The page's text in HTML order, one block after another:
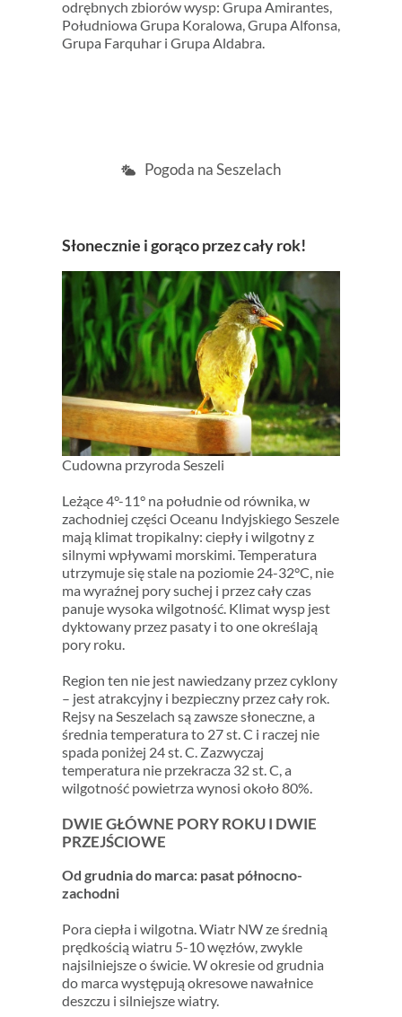
odrębnych zbiorów wysp: Grupa Amirantes,
Południowa Grupa Koralowa, Grupa Alfonsa,
Grupa Farquhar i Grupa Aldabra.
Pogoda na Seszelach
Słonecznie i gorąco przez cały rok!
Cudowna przyroda Seszeli
Leżące 4°-11° na południe od równika, w
zachodniej części Oceanu Indyjskiego Seszele
mają klimat tropikalny: ciepły i wilgotny z
silnymi wpływami morskimi. Temperatura
utrzymuje się stale na poziomie 24-32°C, nie
ma wyraźnej pory suchej i przez cały czas
panuje wysoka wilgotność. Klimat wysp jest
dyktowany przez pasaty i to one określają
pory roku.
Region ten nie jest nawiedzany przez cyklony
– jest atrakcyjny i bezpieczny przez cały rok.
Rejsy na Seszelach są zawsze słoneczne, a
średnia temperatura to 27 st. C i raczej nie
spada poniżej 24 st. C. Zazwyczaj
temperatura nie przekracza 32 st. C, a
wilgotność powietrza wynosi około 80%.
DWIE GŁÓWNE PORY ROKU I DWIE
PRZEJŚCIOWE
Od grudnia do marca: pasat północno-
zachodni
Pora ciepła i wilgotna. Wiatr NW ze średnią
prędkością wiatru 5-10 węzłów, zwykle
najsilniejsze o świcie. W okresie od grudnia
do marca występują okresowe nawałnice
deszczu i silniejsze wiatry.